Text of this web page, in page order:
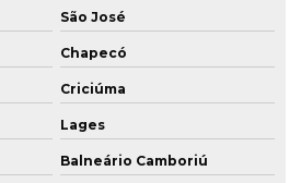
São José
Chapecó
Criciúma
Lages
Balneário Camboriú